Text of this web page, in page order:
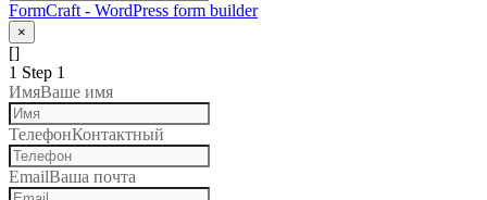
FormCraft - WordPress form builder
×
[]
1 Step 1
ИмяВаше имя
ТелефонКонтактный
EmailВаша почта